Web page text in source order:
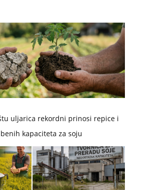
uljarica rekordni prinosi repice i
kapaciteta za soju